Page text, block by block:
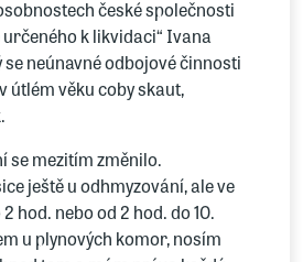
české společnosti
k likvidaci“ Ivana
neúnavné odbojové činnosti
útlém věku coby skaut,
se mezitím změnilo.
ještě u odhmyzování, ale ve
hod. nebo od 2 hod. do 10.
u plynových komor, nosím